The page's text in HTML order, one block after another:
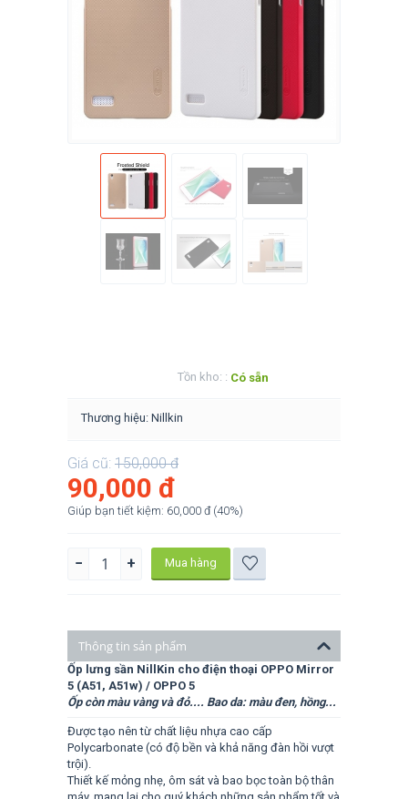
Tồn kho: : Có sẵn
Thương hiệu: Nillkin
Giá cũ: 150,000 đ
90,000 đ
Giúp bạn tiết kiệm: 60,000 đ(40%)
− + Mua hàng
Thông tin sản phẩm
Ốp lưng sần NillKin cho điện thoại OPPO Mirror
5 (A51, A51w) / OPPO 5
Ốp còn màu vàng và đỏ.... Bao da: màu đen, hồng...
Được tạo nên từ chất liệu nhựa cao cấp
Polycarbonate (có độ bền và khả năng đàn hồi vượt
trội).
Thiết kế mỏng nhẹ, ôm sát và bao bọc toàn bộ thân